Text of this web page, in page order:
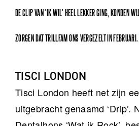
DE CLIP VAN ‘IK WIL’ HEEL LEKKER GING, KONDEN
ZORGEN DAT TRILLFAM ONS VERGEZELT IN FEBRUARI.
TISCI LONDON
Tisci London heeft net zijn
uitgebracht genaamd ‘Drip’.